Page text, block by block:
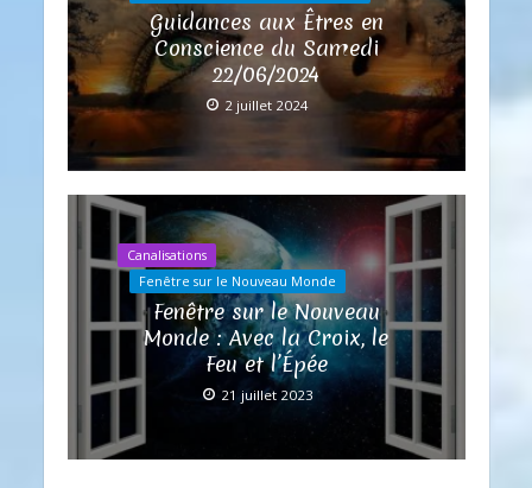
Guidances aux Êtres en
Conscience du Samedi
22/06/2024
2 juillet 2024
Canalisations
Fenêtre sur le Nouveau Monde
Fenêtre sur le Nouveau
Monde : Avec la Croix, le
Feu et l’Épée
21 juillet 2023